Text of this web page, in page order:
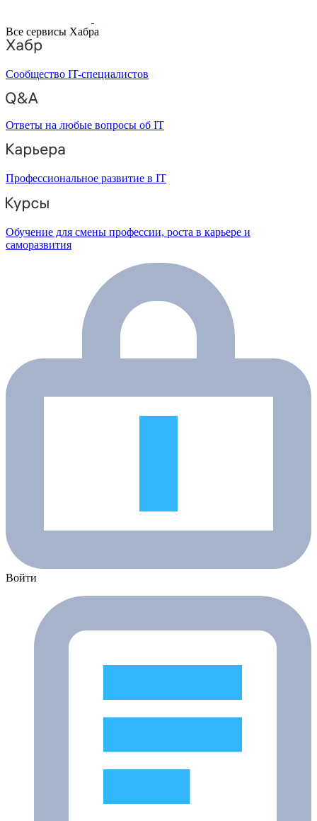
Все сервисы Хабра
Сообщество IT-специалистов
Ответы на любые вопросы об IT
Профессиональное развитие в IT
Обучение для смены профессии, роста в карьере и
саморазвития
Войти